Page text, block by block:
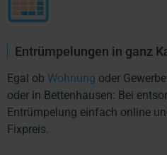
Entrümpelungen in ganz
Egal ob Wohnung oder
oder in Bettenhausen: Bei
Entrümpelung einfach online
Fixpreis.